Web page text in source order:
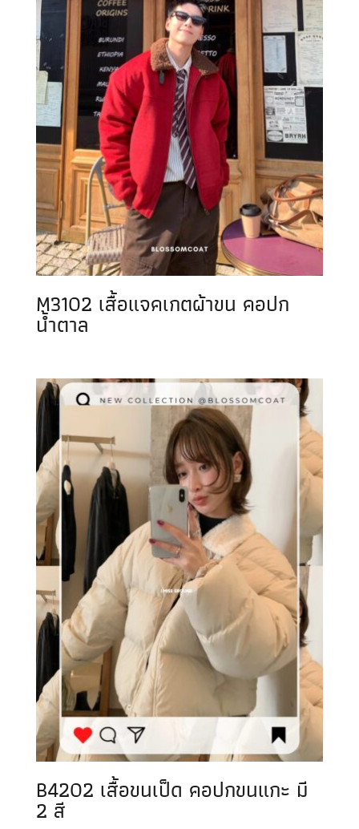
M3102 เสื้อแจคเกตผ้าขน คอปก
น้ำตาล
B4202 เสื้อขนเป็ด คอปกขนแกะ มี
2 สี